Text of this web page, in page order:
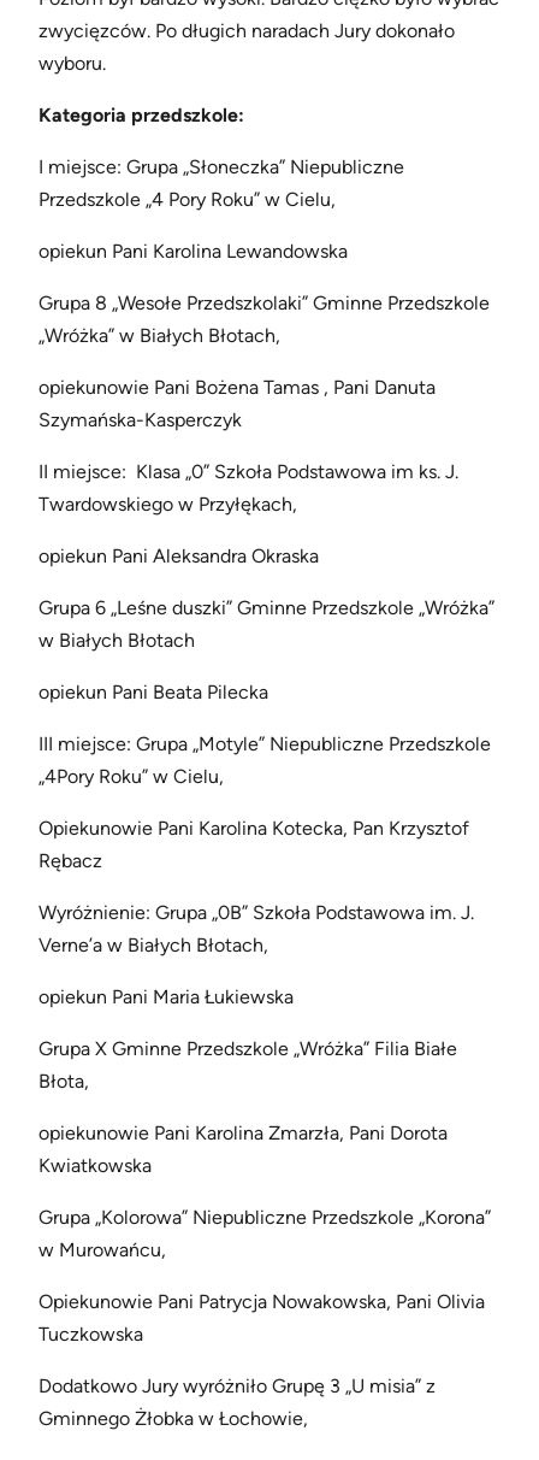
zwycięzców. Po długich naradach Jury dokonało
wyboru.
Kategoria przedszkole:
I miejsce: Grupa „Słoneczka” Niepubliczne
Przedszkole „4 Pory Roku” w Cielu,
opiekun Pani Karolina Lewandowska
Grupa 8 „Wesołe Przedszkolaki” Gminne Przedszkole
„Wróżka” w Białych Błotach,
opiekunowie Pani Bożena Tamas , Pani Danuta
Szymańska-Kasperczyk
II miejsce: Klasa „0” Szkoła Podstawowa im ks. J.
Twardowskiego w Przyłękach,
opiekun Pani Aleksandra Okraska
Grupa 6 „Leśne duszki” Gminne Przedszkole „Wróżka”
w Białych Błotach
opiekun Pani Beata Pilecka
III miejsce: Grupa „Motyle” Niepubliczne Przedszkole
„4Pory Roku” w Cielu,
Opiekunowie Pani Karolina Kotecka, Pan Krzysztof
Rębacz
Wyróżnienie: Grupa „0B” Szkoła Podstawowa im. J.
Verne’a w Białych Błotach,
opiekun Pani Maria Łukiewska
Grupa X Gminne Przedszkole „Wróżka” Filia Białe
Błota,
opiekunowie Pani Karolina Zmarzła, Pani Dorota
Kwiatkowska
Grupa „Kolorowa” Niepubliczne Przedszkole „Korona”
w Murowańcu,
Opiekunowie Pani Patrycja Nowakowska, Pani Olivia
Tuczkowska
Dodatkowo Jury wyróżniło Grupę 3 „U misia” z
Gminnego Żłobka w Łochowie,